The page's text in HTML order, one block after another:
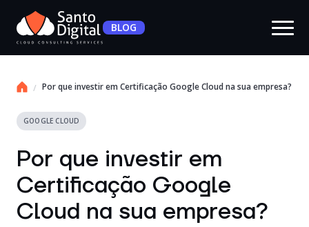
BLOG
Por que investir em Certificação Google Cloud na sua empresa?
GOOGLE CLOUD
Por que investir em
Certificação Google
Cloud na sua empresa?